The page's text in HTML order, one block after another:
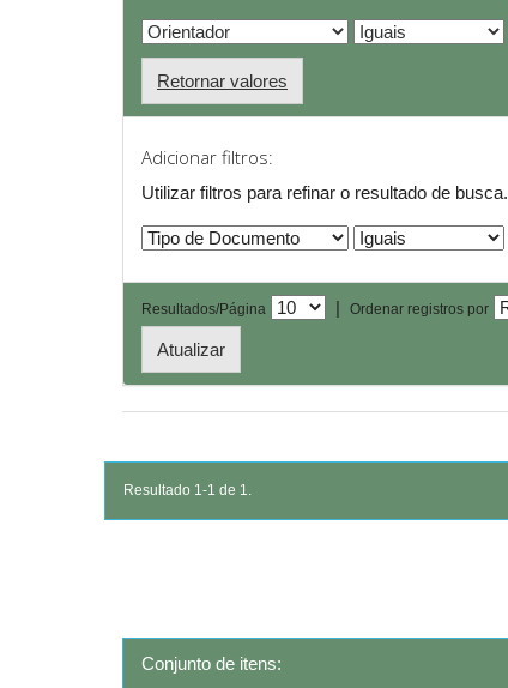
Retornar valores
Adicionar filtros:
Utilizar filtros para refinar o resultado de busca.
Resultados/Página | Ordenar registros por
Resultado 1-1 de 1.
Conjunto de itens: